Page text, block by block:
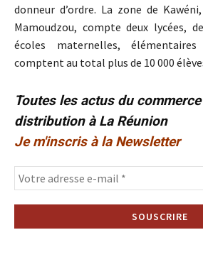
donneur d’ordre. La zone de
Mamoudzou, compte deux lycées,
écoles maternelles,
comptent au total plus de 10 000
Toutes les actus du
distribution à La Réunion
Je m'inscris à la Newsletter